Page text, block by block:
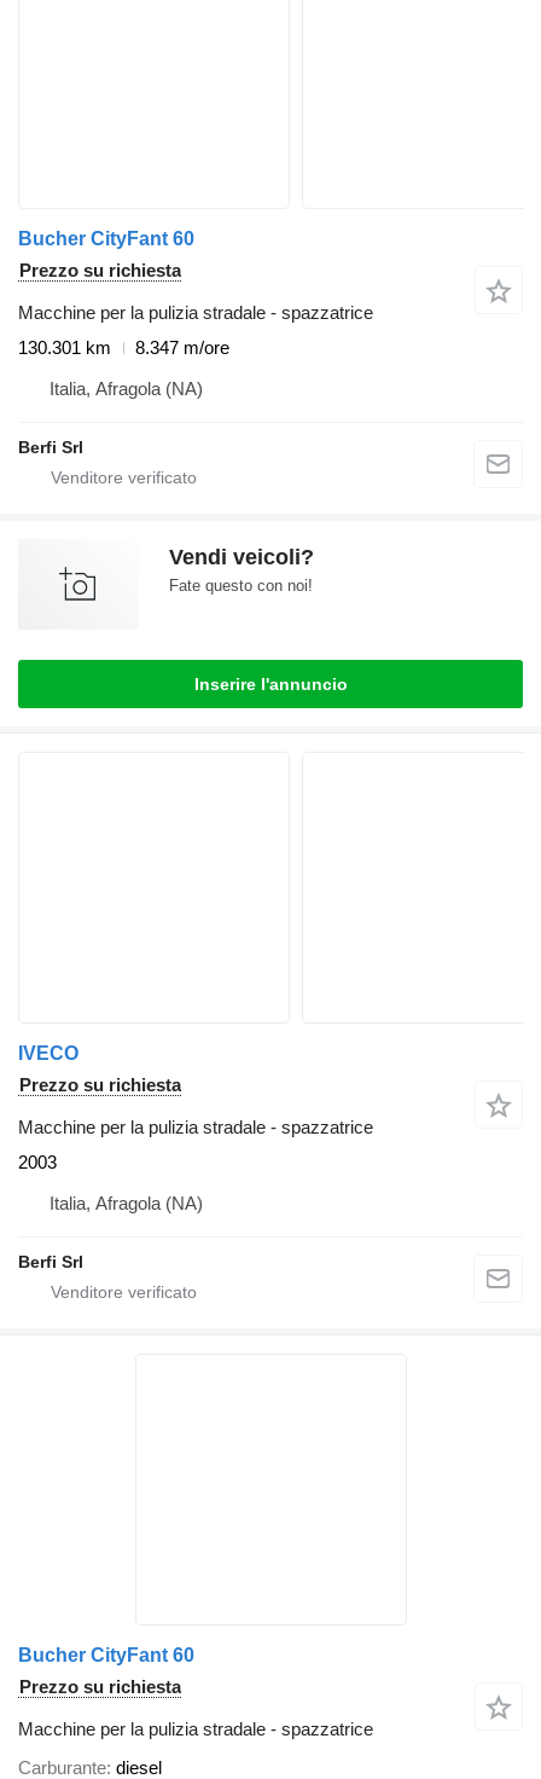
Bucher CityFant 60
Prezzo su richiesta
Macchine per la pulizia stradale - spazzatrice
130.301 km
8.347 m/ore
Italia, Afragola (NA)
Berfi Srl
Vendi veicoli?
Fate questo con noi!
Inserire l'annuncio
IVECO
Prezzo su richiesta
Macchine per la pulizia stradale - spazzatrice
2003
Italia, Afragola (NA)
Berfi Srl
Bucher CityFant 60
Prezzo su richiesta
Macchine per la pulizia stradale - spazzatrice
Carburante diesel